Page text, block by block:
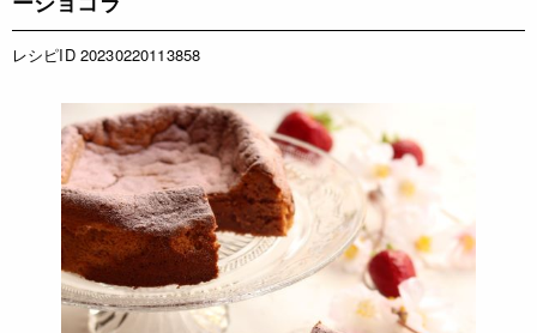
レシピID 20230220113858